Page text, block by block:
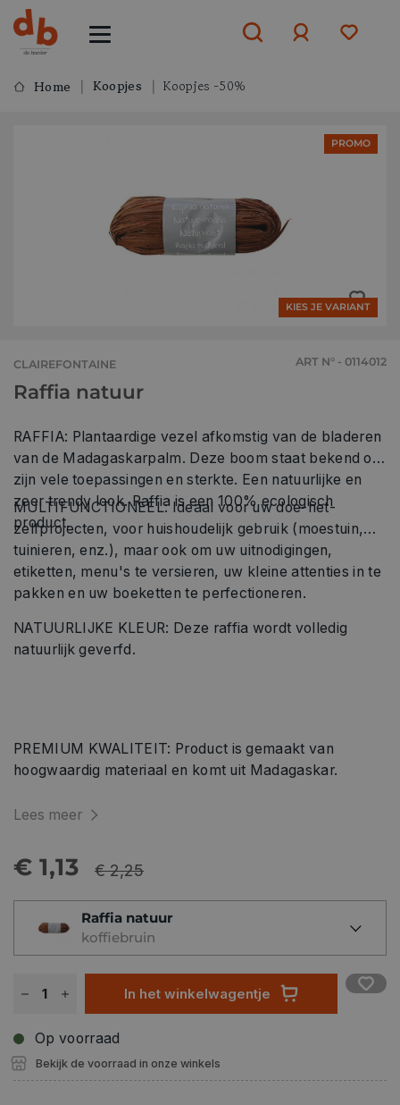
Home Koopjes Koopjes -50%
PROMO
KIES JE VARIANT
CLAIREFONTAINE ART N° - 0114012
Raffia natuur
RAFFIA: Plantaardige vezel afkomstig van de bladeren
van de Madagaskarpalm. Deze boom staat bekend om
zijn vele toepassingen en sterkte. Een natuurlijke en
zeer trendy look. Raffia is een 100% ecologisch
product.
MULTIFUNCTIONEEL: Ideaal voor uw doe-het-
zelfprojecten, voor huishoudelijk gebruik (moestuin,
tuinieren, enz.), maar ook om uw uitnodigingen,
etiketten, menu's te versieren, uw kleine attenties in te
pakken en uw boeketten te perfectioneren.
NATUURLIJKE KLEUR: Deze raffia wordt volledig
natuurlijk geverfd.
PREMIUM KWALITEIT: Product is gemaakt van
hoogwaardig materiaal en komt uit Madagaskar.
Lees meer
€ 1,13 € 2,25
Raffia natuur
koffiebruin
In het winkelwagentje
Op voorraad
Bekijk de voorraad in onze winkels